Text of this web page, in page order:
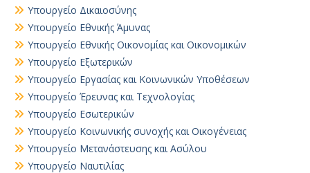
Υπουργείο Δικαιοσύνης
Υπουργείο Εθνικής Άμυνας
Υπουργείο Εθνικής Οικονομίας και Οικονομικών
Υπουργείο Εξωτερικών
Υπουργείο Εργασίας και Κοινωνικών Υποθέσεων
Υπουργείο Έρευνας και Τεχνολογίας
Υπουργείο Εσωτερικών
Υπουργείο Κοινωνικής συνοχής και Οικογένειας
Υπουργείο Μετανάστευσης και Ασύλου
Υπουργείο Ναυτιλίας